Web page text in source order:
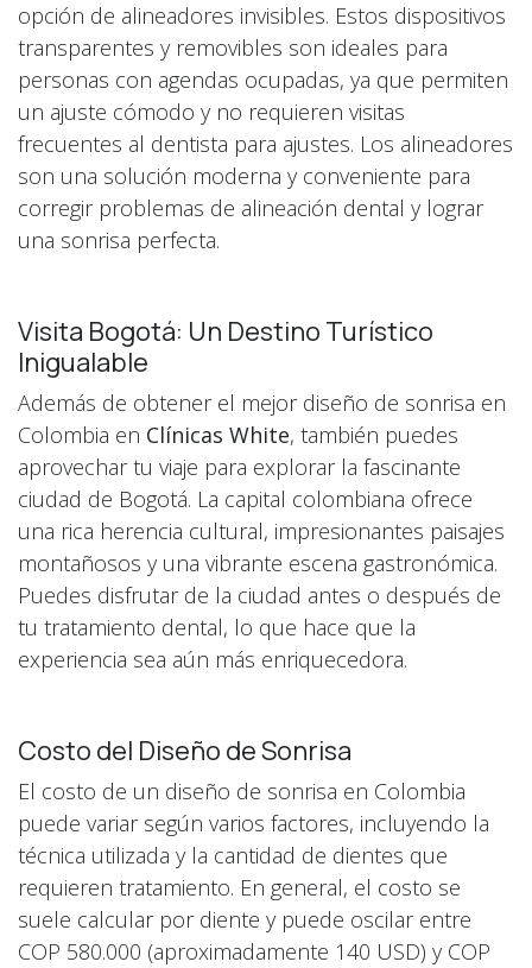
opción de alineadores invisibles. Estos dispositivos
transparentes y removibles son ideales para
personas con agendas ocupadas, ya que permiten
un ajuste cómodo y no requieren visitas
frecuentes al dentista para ajustes. Los alineadores
son una solución moderna y conveniente para
corregir problemas de alineación dental y lograr
una sonrisa perfecta.
Visita Bogotá: Un Destino Turístico
Inigualable
Además de obtener el mejor diseño de sonrisa en
Colombia en Clínicas White, también puedes
aprovechar tu viaje para explorar la fascinante
ciudad de Bogotá. La capital colombiana ofrece
una rica herencia cultural, impresionantes paisajes
montañosos y una vibrante escena gastronómica.
Puedes disfrutar de la ciudad antes o después de
tu tratamiento dental, lo que hace que la
experiencia sea aún más enriquecedora.
Costo del Diseño de Sonrisa
El costo de un diseño de sonrisa en Colombia
puede variar según varios factores, incluyendo la
técnica utilizada y la cantidad de dientes que
requieren tratamiento. En general, el costo se
suele calcular por diente y puede oscilar entre
COP 580.000 (aproximadamente 140 USD) y COP